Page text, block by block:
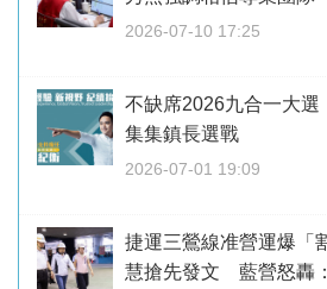
2026-07-10 17:25
不缺席2026九合一大
集集鎮長選戰
2026-07-01 19:09
捷運三鶯線准營運爆「
慧搶先發文 藍營怒轟